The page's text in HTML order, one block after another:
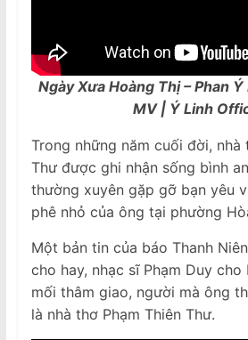
Ngày Xưa Hoàng Thị – Phan
MV | Ý Linh
Trong những năm cuối đời, nhà
Thư được ghi nhận sống bình
thường xuyên gặp gỡ bạn yêu
phê nhỏ của ông tại phường
Một bản tin của báo Thanh
cho hay, nhạc sĩ Phạm Duy
mối thâm giao, người mà ông
là nhà thơ Phạm Thiên Thư.